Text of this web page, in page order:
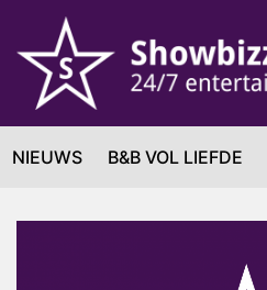
NIEUWS B&B VOL LIEFDE